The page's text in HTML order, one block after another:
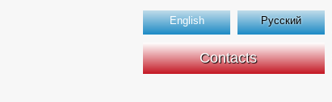
English Русский
Contacts